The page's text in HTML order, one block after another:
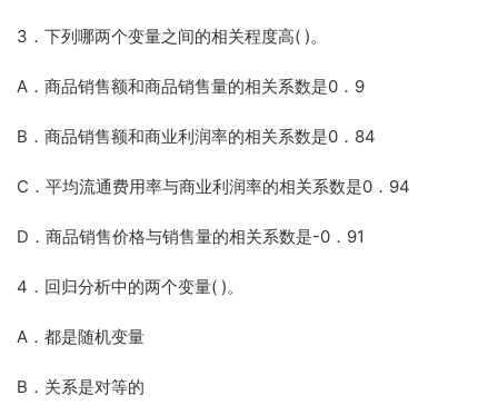
3．下列哪两个变量之间的相关程度高( )。
A．商品销售额和商品销售量的相关系数是0．9
B．商品销售额和商业利润率的相关系数是0．84
C．平均流通费用率与商业利润率的相关系数是0．94
D．商品销售价格与销售量的相关系数是-0．91
4．回归分析中的两个变量( )。
A．都是随机变量
B．关系是对等的